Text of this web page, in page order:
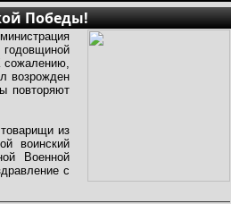
Победы!
сожалению,
возрожден
повторяют
из
воинский
Военной
с